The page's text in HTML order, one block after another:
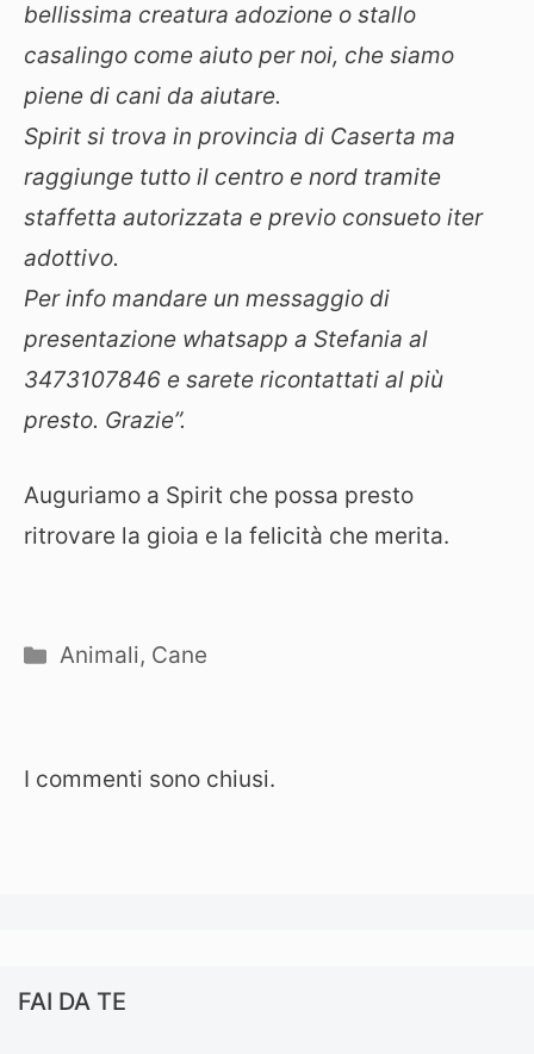
bellissima creatura adozione o stallo
casalingo come aiuto per noi, che siamo
piene di cani da aiutare.
Spirit si trova in provincia di Caserta ma
raggiunge tutto il centro e nord tramite
staffetta autorizzata e previo consueto iter
adottivo.
Per info mandare un messaggio di
presentazione whatsapp a Stefania al
3473107846 e sarete ricontattati al più
presto. Grazie”.
Auguriamo a Spirit che possa presto
ritrovare la gioia e la felicità che merita.
Categorie
Animali, Cane
I commenti sono chiusi.
FAI DA TE